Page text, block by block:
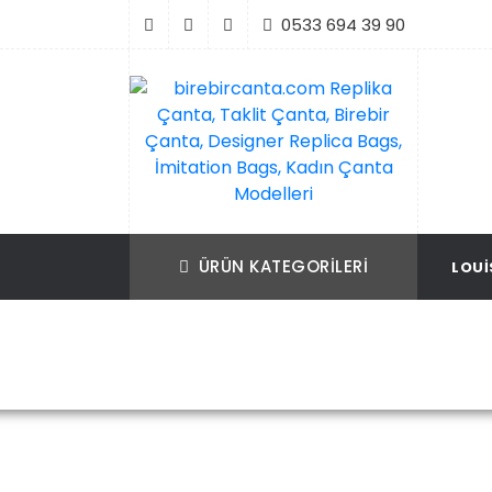
0533 694 39 90
Bags, Kadın Çanta Modelleri
ÜRÜN KATEGORILERI